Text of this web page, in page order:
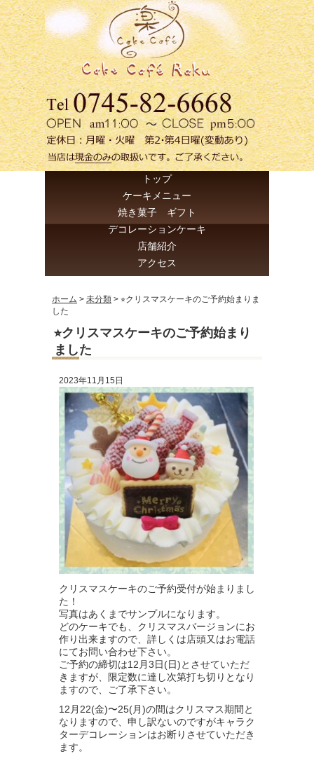
トップ
ケーキメニュー
焼き菓子 ギフト
デコレーションケーキ
店舗紹介
アクセス
ホーム > 未分類 > ⭐︎クリスマスケーキのご予約始まりま
した
⭐︎クリスマスケーキのご予約始まり
ました
2023年11月15日
クリスマスケーキのご予約受付が始まりまし
た！
写真はあくまでサンプルになります。
どのケーキでも、クリスマスバージョンにお
作り出来ますので、詳しくは店頭又はお電話
にてお問い合わせ下さい。
ご予約の締切は12月3日(日)とさせていただ
きますが、限定数に達し次第打ち切りとなり
ますので、ご了承下さい。
12月22(金)〜25(月)の間はクリスマス期間と
なりますので、申し訳ないのですがキャラク
ターデコレーションはお断りさせていただき
ます。